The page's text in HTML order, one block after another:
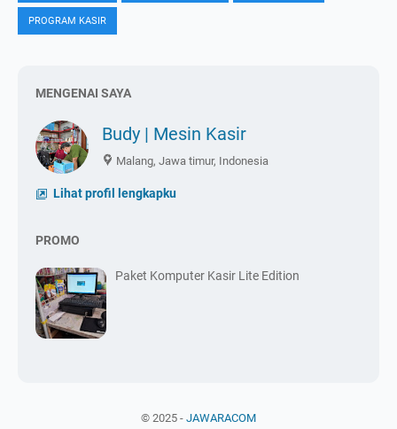
PROGRAM KASIR
MENGENAI SAYA
Budy | Mesin Kasir
Malang, Jawa timur, Indonesia
Lihat profil lengkapku
PROMO
Paket Komputer Kasir Lite Edition
© 2025 - JAWARACOM